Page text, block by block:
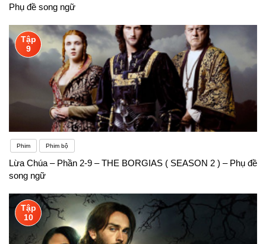
Phụ đề song ngữ
Tập
9
Phim Phim bộ
Lừa Chúa – Phần 2-9 – THE BORGIAS ( SEASON 2 ) – Phụ đề
song ngữ
Tập
10